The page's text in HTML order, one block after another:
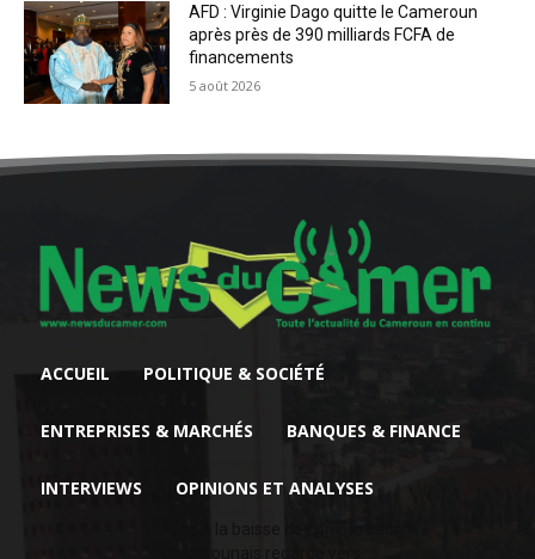
AFD : Virginie Dago quitte le Cameroun
après près de 390 milliards FCFA de
financements
5 août 2026
ACCUEIL POLITIQUE & SOCIÉTÉ
ENTREPRISES & MARCHÉS BANQUES & FINANCE
INTERVIEWS OPINIONS ET ANALYSES